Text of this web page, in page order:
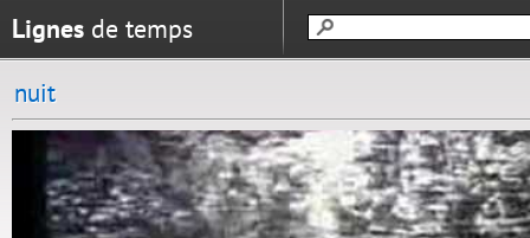
Lignes de temps
nuit